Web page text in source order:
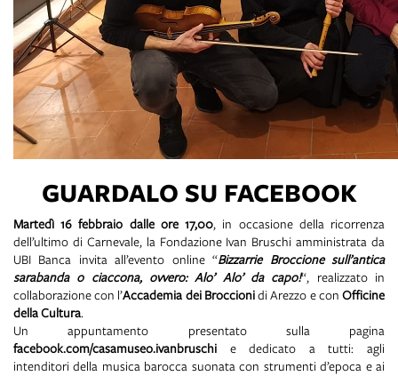
GUARDALO SU FACEBOOK
Martedì 16 febbraio dalle ore 17,00, in occasione della ricorrenza
dell’ultimo di Carnevale, la Fondazione Ivan Bruschi amministrata da
UBI Banca invita all’evento online “Bizzarrie Broccione sull’antica
sarabanda o ciaccona, ovvero: Alo’ Alo’ da capo!“, realizzato in
collaborazione con l’Accademia dei Broccionidi Arezzo e conOfficine
della Cultura.
Un appuntamento presentato sulla pagina
facebook.com/casamuseo.ivanbruschi e dedicato a tutti: agli
intenditori della musica barocca suonata con strumenti d’epoca e ai